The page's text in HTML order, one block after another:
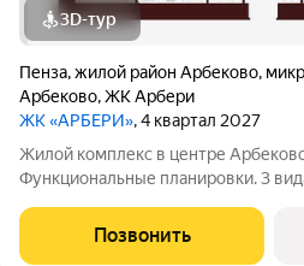
3D-тур
Пенза,жилой район Арбеково,
Арбеково,ЖК Арбери
ЖК «АРБЕРИ», 4 квартал 2027
Жилой комплекс в центре
Функциональные планировки. 3
Это проект новых технологий,
решений. Преимущества ЖК
Позвонить